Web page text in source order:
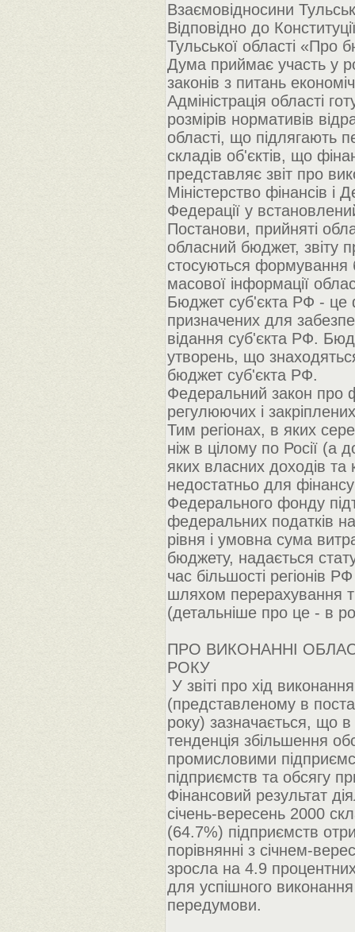
Взаємовідносини
Відповідно до
Тульської області «Про
Дума приймає участь у
законів з питань
Адміністрація області
розмірів нормативів
області, що підлягають
складів об'єктів, що
представляє звіт про
Міністерство фінансів і
Федерації у
Постанови, прийняті
обласний бюджет, звіту
стосуються формування
масової інформації
Бюджет суб'єкта РФ - це
призначених для
відання суб'єкта РФ.
утворень, що
бюджет суб'єкта РФ.
Федеральний закон про
регулюючих і
Тим регіонах, в яких
ніж в цілому по Росії (а
яких власних доходів
недостатньо для
Федерального фонду
федеральних податків
рівня і умовна сума
бюджету, надається
час більшості регіонів
шляхом перерахування
(детальніше про це - в
ПРО ВИКОНАННІ
РОКУ
У звіті про хід
(представленому в
року) зазначається, що в
тенденція збільшення
промисловими
підприємств та обсягу
Фінансовий результат
січень-вересень 2000
(64.7%) підприємств
порівнянні з січнем-
зросла на 4.9
для успішного
передумови.